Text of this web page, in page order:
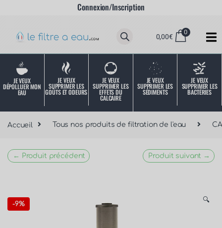
Connexion/Inscription
0,00€
0
JE VEUX
DÉPOLLUER MON
EAU
JE VEUX
SUPPRIMER LES
GOÛTS ET ODEURS
JE VEUX
SUPPRIMER LES
EFFETS DU
CALCAIRE
JE VEUX
SUPPRIMER LES
SÉDIMENTS
JE VEUX
SUPPRIMER LES
BACTÉRIES
Accueil Tous nos produits de filtration de l'eau
← Produit précédent Produit suivant →
-9%
🔍